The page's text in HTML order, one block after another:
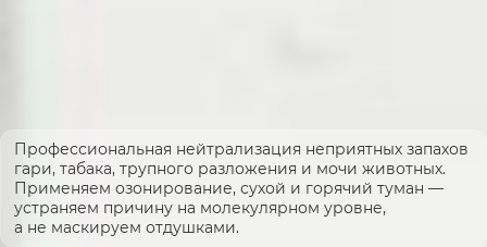
Профессиональная нейтрализация неприятных запахов
гари, табака, трупного разложения и мочи животных.
Применяем озонирование, сухой и горячий туман —
устраняем причину на молекулярном уровне,
а не маскируем отдушками.